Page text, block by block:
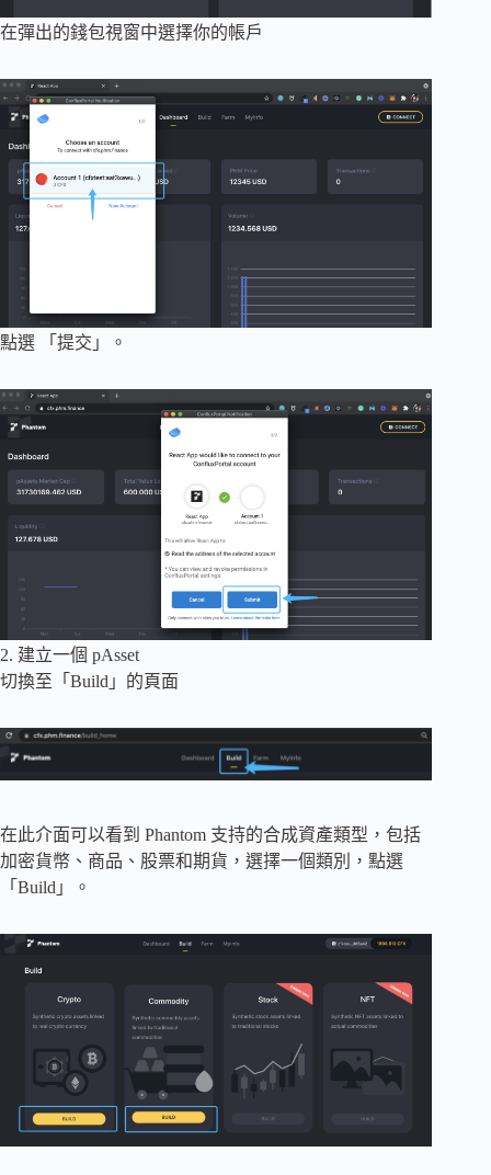
在彈出的錢包視窗中選擇你的帳戶
點選 「提交」。
2. 建立一個 pAsset
切換至「Build」的頁面
在此介面可以看到 Phantom 支持的合成資產類型，包括
加密貨幣、商品、股票和期貨，選擇一個類別，點選
「Build」。